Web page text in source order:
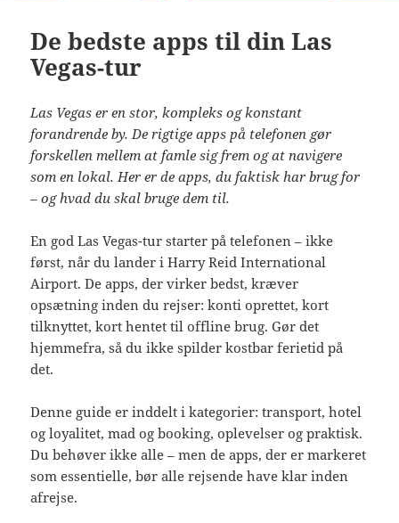
De bedste apps til din Las
Vegas-tur
Las Vegas er en stor, kompleks og konstant
forandrende by. De rigtige apps på telefonen gør
forskellen mellem at famle sig frem og at navigere
som en lokal. Her er de apps, du faktisk har brug for
– og hvad du skal bruge dem til.
En god Las Vegas-tur starter på telefonen – ikke
først, når du lander i Harry Reid International
Airport. De apps, der virker bedst, kræver
opsætning inden du rejser: konti oprettet, kort
tilknyttet, kort hentet til offline brug. Gør det
hjemmefra, så du ikke spilder kostbar ferietid på
det.
Denne guide er inddelt i kategorier: transport, hotel
og loyalitet, mad og booking, oplevelser og praktisk.
Du behøver ikke alle – men de apps, der er markeret
som essentielle, bør alle rejsende have klar inden
afrejse.